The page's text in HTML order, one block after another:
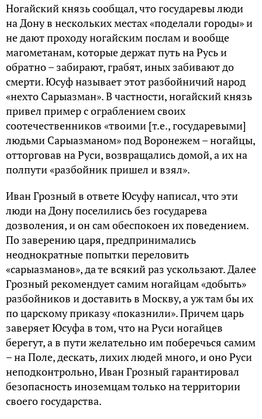
Ногайский князь сообщал, что государевы люди
на Дону в нескольких местах «поделали городы» и
не дают проходу ногайским послам и вообще
магометанам, которые держат путь на Русь и
обратно – забирают, грабят, иных забивают до
смерти. Юсуф называет этот разбойничий народ
«нехто Сарыазман». В частности, ногайский князь
привел пример с ограблением своих
соотечественников «твоими [т.е., государевыми]
людьми Сарыазманом» под Воронежем – ногайцы,
отторговав на Руси, возвращались домой, а их на
полпути «разбойник пришел и взял».
Иван Грозный в ответе Юсуфу написал, что эти
люди на Дону поселились без государева
дозволения, и он сам обеспокоен их поведением.
По заверению царя, предпринимались
неоднократные попытки переловить
«сарыазманов», да те всякий раз ускользают. Далее
Грозный рекомендует самим ногайцам «добыть»
разбойников и доставить в Москву, а уж там бы их
по царскому приказу «показнили». Причем царь
заверяет Юсуфа в том, что на Руси ногайцев
берегут, а в пути желательно им поберечься самим
– на Поле, дескать, лихих людей много, и оно Руси
неподконтрольно, Иван Грозный гарантировал
безопасность иноземцам только на территории
своего государства.